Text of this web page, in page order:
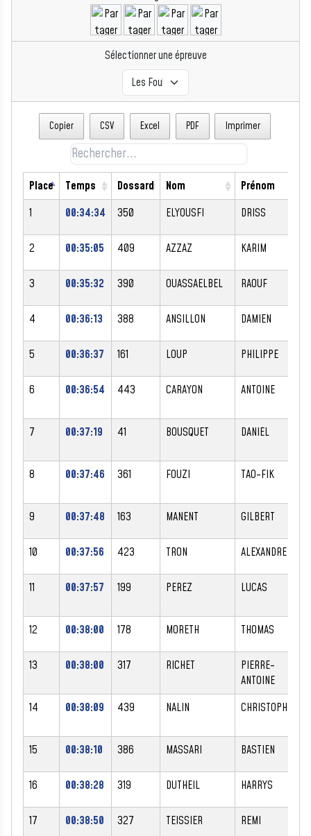
Sélectionner une épreuve
Copier CSV Excel PDF Imprimer
Place Temps Dossard Nom Prénom
1
00:34:34 350 ELYOUSFI DRISS
2 00:35:05 409 AZZAZ KARIM
3 00:35:32 390 OUASSAELBEL RAOUF
4 00:36:13 388 ANSILLON DAMIEN
5 00:36:37 161 LOUP PHILIPPE
6 00:36:54 443 CARAYON ANTOINE
7 00:37:19 41 BOUSQUET DANIEL
8 00:37:46 361 FOUZI TAO-FIK
9 00:37:48 163 MANENT GILBERT
10 00:37:56 423 TRON ALEXANDRE
11 00:37:57 199 PEREZ LUCAS
12 00:38:00 178 MORETH THOMAS
13 00:38:00 317 RICHET
PIERRE-
ANTOINE
14 00:38:09 439 NALIN CHRISTOPHE
15 00:38:10 386 MASSARI BASTIEN
16 00:38:28 319 DUTHEIL HARRYS
17 00:38:50 327 TEISSIER REMI